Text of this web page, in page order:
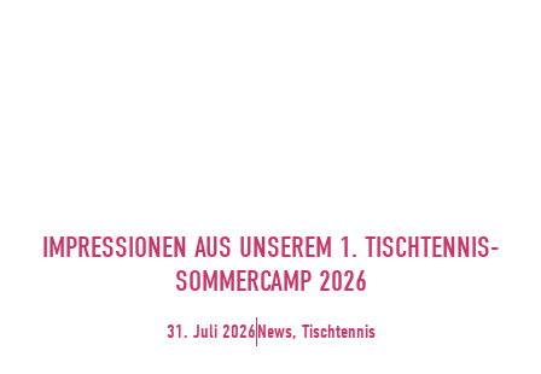
IMPRESSIONEN AUS UNSEREM 1. TISCHTENNIS-
SOMMERCAMP 2026
31. Juli 2026 News, Tischtennis